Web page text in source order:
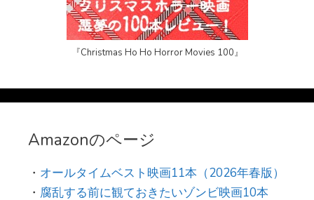
『Christmas Ho Ho Horror Movies 100』
Amazonのページ
・ オールタイムベスト映画11本（2026年春版）
・ 腐乱する前に観ておきたいゾンビ映画10本